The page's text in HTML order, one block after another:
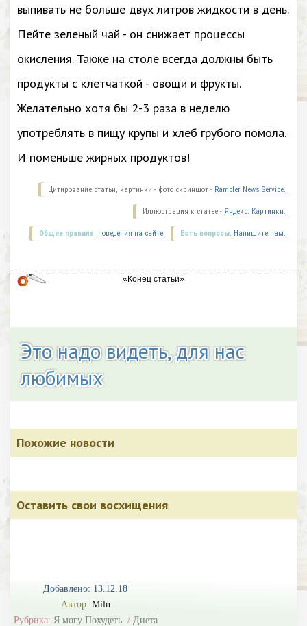
Добавлено: 13.12.18
Автор: Miln
Рубрика: Я могу Похудеть. / Диета
выпивать не больше двух литров жидкости в день.
Пейте зеленый чай - он снижает процессы
окисления. Также на столе всегда должны быть
продукты с клетчаткой - овощи и фрукты.
Желательно хотя бы 2-3 раза в неделю
употреблять в пищу крупы и хлеб грубого помола.
И поменьше жирных продуктов!
Цитирование статьи, картинки - фото скриншот - Rambler News Service.
Иллюстрация к статье - Яндекс. Картинки.
Есть вопросы. Напишите нам.
Общие правила поведения на сайте.
Это надо видеть, для нас
любимых
Похожие новости
Оставить свои восхищения